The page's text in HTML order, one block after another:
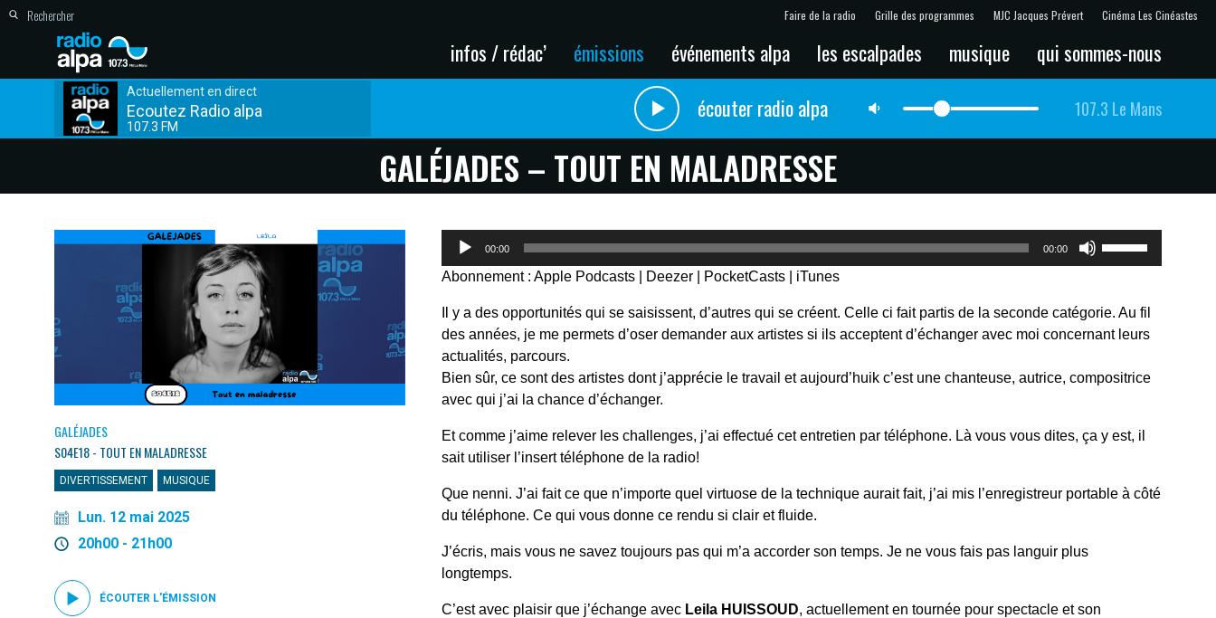
Faire de la radio Grille des programmes MJC Jacques Prévert Cinéma Les Cinéastes
infos / rédac’ émissions événements alpa les escalpades musique qui sommes-nous
Actuellement en direct
Ecoutez Radio alpa
107.3 FM
écouter radio alpa 107.3 Le Mans
GALÉJADES – TOUT EN MALADRESSE
GALÉJADES
S04E18 - TOUT EN MALADRESSE
DIVERTISSEMENT MUSIQUE
Lun. 12 mai 2025
20h00 - 21h00
ÉCOUTER L'ÉMISSION
Lecteur
00:00 00:00
haut/bas
pour
volume.
Abonnement :Apple Podcasts Deezer PocketCasts iTunes
Il y a des opportunités qui se saisissent, d’autres qui se créent. Celle ci fait partis de la seconde catégorie. Au fil
des années, je me permets d’oser demander aux artistes si ils acceptent d’échanger avec moi concernant leurs
actualités, parcours.
Bien sûr, ce sont des artistes dont j’apprécie le travail et aujourd’huik c’est une chanteuse, autrice, compositrice
avec qui j’ai la chance d’échanger.
Et comme j’aime relever les challenges, j’ai effectué cet entretien par téléphone. Là vous vous dites, ça y est, il
sait utiliser l’insert téléphone de la radio!
Que nenni. J’ai fait ce que n’importe quel virtuose de la technique aurait fait, j’ai mis l’enregistreur portable à côté
du téléphone. Ce qui vous donne ce rendu si clair et fluide.
J’écris, mais vous ne savez toujours pas qui m’a accorder son temps. Je ne vous fais pas languir plus
longtemps.
C’est avec plaisir que j’échange avec Leila HUISSOUD, actuellement en tournée pour spectacle et son